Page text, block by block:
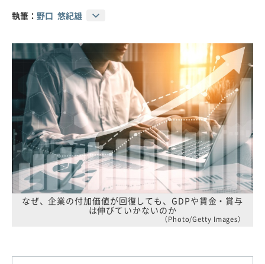
執筆： 野口 悠紀雄
なぜ、企業の付加価値が回復しても、GDPや賃金・賞与
は伸びていかないのか
（Photo/Getty Images）